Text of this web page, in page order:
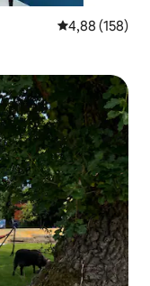
Gemiddelde
4,88 (158)